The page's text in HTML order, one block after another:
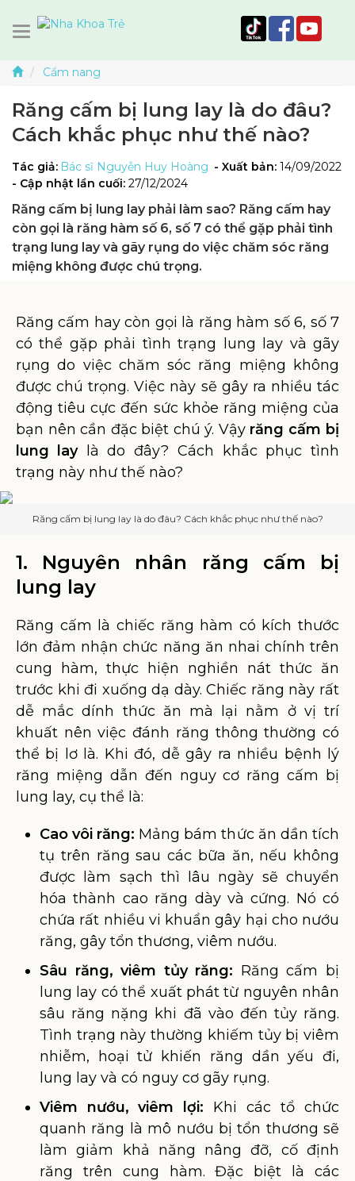
Cẩm nang
Răng cấm bị lung lay là do đâu?
Cách khắc phục như thế nào?
Tác giả: Bác sĩ Nguyễn Huy Hoàng - Xuất bản: 14/09/2022
- Cập nhật lần cuối: 27/12/2024
Răng cấm bị lung lay phải làm sao? Răng cấm hay
còn gọi là răng hàm số 6, số 7 có thể gặp phải tình
trạng lung lay và gãy rụng do việc chăm sóc răng
miệng không được chú trọng.
Răng cấm hay còn gọi là răng hàm số 6, số 7
có thể gặp phải tình trạng lung lay và gãy
rụng do việc chăm sóc răng miệng không
được chú trọng. Việc này sẽ gây ra nhiều tác
động tiêu cực đến sức khỏe răng miệng của
bạn nên cần đặc biệt chú ý. Vậy răng cấm bị
lung laylà do đây? Cách khắc phục tình
trạng này như thế nào?
Răng cấm bị lung lay là do đâu? Cách khắc phục như thế nào?
1. Nguyên nhân răng cấm bị
lung lay
Răng cấm là chiếc răng hàm có kích thước
lớn đảm nhận chức năng ăn nhai chính trên
cung hàm, thực hiện nghiền nát thức ăn
trước khi đi xuống dạ dày. Chiếc răng này rất
dễ mắc dính thức ăn mà lại nằm ở vị trí
khuất nên việc đánh răng thông thường có
thể bị lơ là. Khi đó, dễ gây ra nhiều bệnh lý
răng miệng dẫn đến nguy cơ răng cấm bị
lung lay, cụ thể là:
Cao vôi răng: Mảng bám thức ăn dần tích
tụ trên răng sau các bữa ăn, nếu không
được làm sạch thì lâu ngày sẽ chuyển
hóa thành cao răng dày và cứng. Nó có
chứa rất nhiều vi khuẩn gây hại cho nướu
răng, gây tổn thương, viêm nướu.
Sâu răng, viêm tủy răng: Răng cấm bị
lung lay có thể xuất phát từ nguyên nhân
sâu răng nặng khi đã vào đến tủy răng.
Tình trạng này thường khiếm tủy bị viêm
nhiễm, hoại tử khiến răng dần yếu đi,
lung lay và có nguy cơ gãy rụng.
Viêm nướu, viêm lợi: Khi các tổ chức
quanh răng là mô nướu bị tổn thương sẽ
làm giảm khả năng nâng đỡ, cố định
răng trên cung hàm. Đặc biệt là các